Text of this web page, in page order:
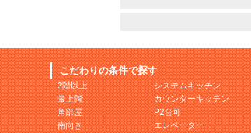
こだわりの条件で探す
2階以上
最上階
角部屋
南向き
システムキッチン
カウンターキッチン
P2台可
エレベーター